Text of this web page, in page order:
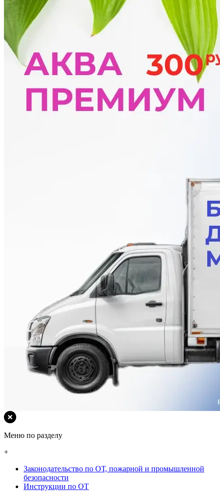
Меню по разделу
+
Законодательство по ОТ, пожарной и промышленной
безопасности
Инструкции по ОТ